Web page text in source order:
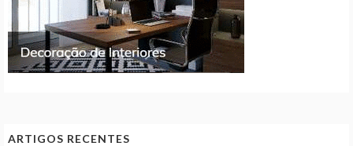
ARTIGOS RECENTES